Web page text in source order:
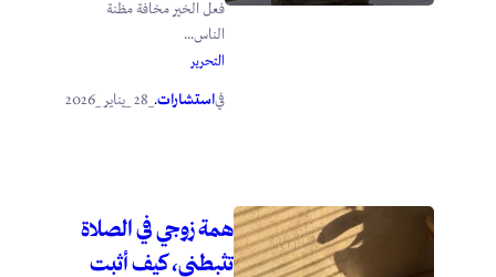
فعل الخير مخافة مظنة
الناس...
التحرير
فياستشارات.
همة زوجي في الصلاة
تثبطني، كيف أثبت